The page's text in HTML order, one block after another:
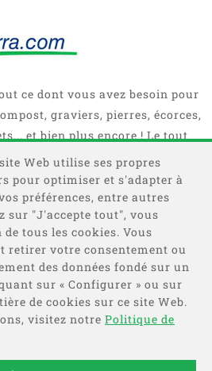
ce dont vous avez besoin pour
graviers, pierres, écorces,
et bien plus encore ! Le tout
complets.
Web utilise ses propres
pour optimiser et s'adapter à
préférences, entre autres
sur "J'accepte tout", vous
tous les cookies. Vous
retirer votre consentement ou
des données fondé sur un
sur « Configurer » ou sur
de cookies sur ce site Web.
visitez notre Politique de